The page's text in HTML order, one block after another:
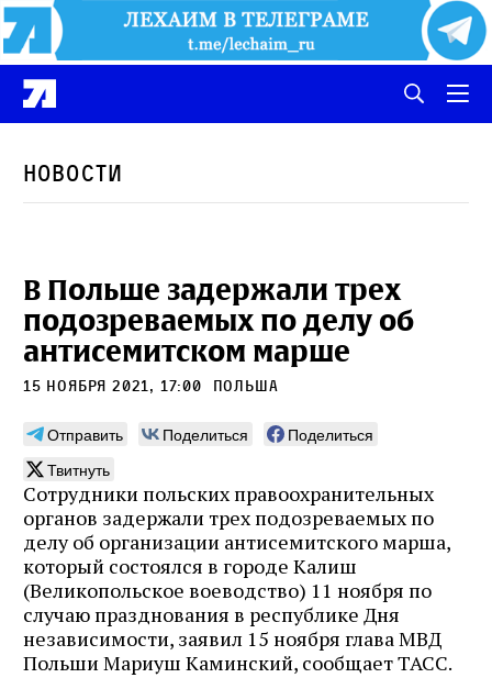
Новости
В Польше задержали трех
подозреваемых по делу об
антисемитском марше
15 ноября 2021, 17:00 польша
Отправить Поделиться
Поделиться
Твитнуть
Сотрудники польских правоохранительных
органов задержали трех подозреваемых по
делу об организации антисемитского марша,
который состоялся в городе Калиш
(Великопольское воеводство) 11 ноября по
случаю празднования в республике Дня
независимости, заявил 15 ноября глава МВД
Польши Мариуш Каминский, сообщает ТАСС.